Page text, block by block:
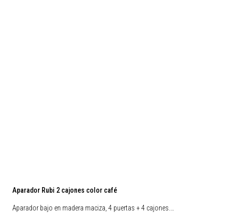
Aparador Rubi 2 cajones color café
Aparador bajo en madera maciza, 4 puertas + 4 cajones.…